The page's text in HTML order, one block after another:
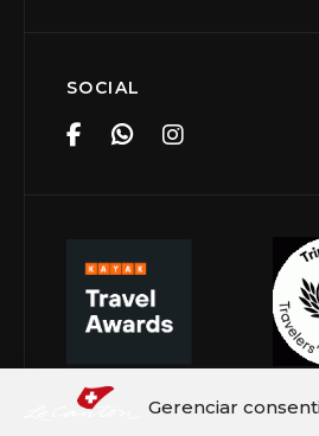
Gerenciar
SOCIAL